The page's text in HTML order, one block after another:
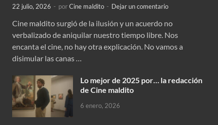
22 julio, 2026 - porCine maldito - Dejar un comentario
Cine maldito surgió de la ilusión y un acuerdo no
verbalizado de aniquilar nuestro tiempo libre. Nos
encanta el cine, no hay otra explicación. No vamos a
disimular las canas …
Lo mejor de 2025 por… la redacción
de Cine maldito
6 enero, 2026